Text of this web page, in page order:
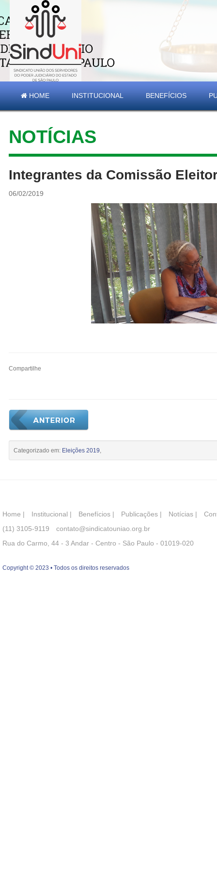
HOME INSTITUCIONAL BENEFÍCIOS
NOTÍCIAS
Integrantes da Comissão
06/02/2019
Compartilhe
Categorizado em: Eleições 2019,
Home | Institucional | Benefícios | Publicações | Notícias |
(11) 3105-9119
contato@sindicatouniao.org.br
Rua do Carmo, 44 - 3 Andar - Centro - São Paulo - 01019-020
Copyright © 2023 • Todos os direitos reservados